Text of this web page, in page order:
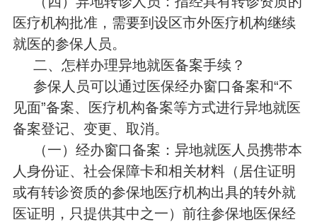
医疗机构批准，需要到设区市外医疗机构继续
就医的参保人员。
二、怎样办理异地就医备案手续？
参保人员可以通过医保经办窗口备案和“不
见面”备案、医疗机构备案等方式进行异地就医
备案登记、变更、取消。
（一）经办窗口备案：异地就医人员携带本
人身份证、社会保障卡和相关材料（居住证明
或有转诊资质的参保地医疗机构出具的转外就
医证明，只提供其中之一）前往参保地医保经